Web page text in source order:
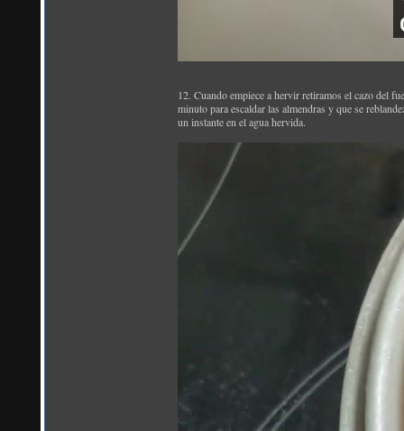
12. Cuando empiece a hervir retiramos el cazo del
minuto para escaldar las almendras y que se
un instante en el agua hervida.